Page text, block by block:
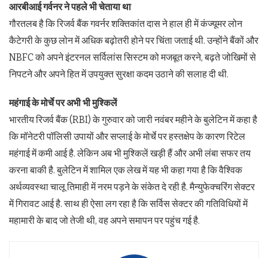
आरबीआई गर्वनर ने पहले भी चेताया था
गौरतलब है कि रिजर्व बैंक गवर्नर शक्तिकांत दास ने हाल ही में कंज्‍यूमर लोन
कैटेगरी के कुछ लोन में अधिक बढ़ोतरी होने पर चिंता जताई थी. उन्होंने बैंकों और
NBFC को अपने इंटरनल सर्विलांस सिस्टम को मजबूत करने, बढ़ते जोखिमों से
निपटने और अपने हित में उपयुक्त सुरक्षा कदम उठाने की सलाह दी थी.
महंगाई के मोर्चे पर अभी भी मुश्किलें
भारतीय रिजर्व बैंक (RBI) के गुरुवार को जारी नवंबर महीने के बुलेटिन में कहा है‍
कि मॉनेटरी पॉलिसी उपायों और सप्लाई के मोर्चे पर हस्तक्षेप के कारण रिटेल
महंगाई में कमी आई है. लेकिन अब भी मुश्किलें खड़ी हैं और अभी लंबा सफर तय
करना बाकी है. बुलेटिन में शामिल एक लेख में यह भी कहा गया है कि वैश्विक
अर्थव्‍यवस्‍था चालू तिमाही में नरम पड़ने के संकेत दे रही है. मैन्‍युफेक्‍चरिंग सेक्टर
में गिरावट आई है. साथ ही ऐसा लग रहा है कि सर्विस सेक्टर की गतिविधियों में
महामारी के बाद जो तेजी थी, वह अपने समापन पर पहुंच गई है.